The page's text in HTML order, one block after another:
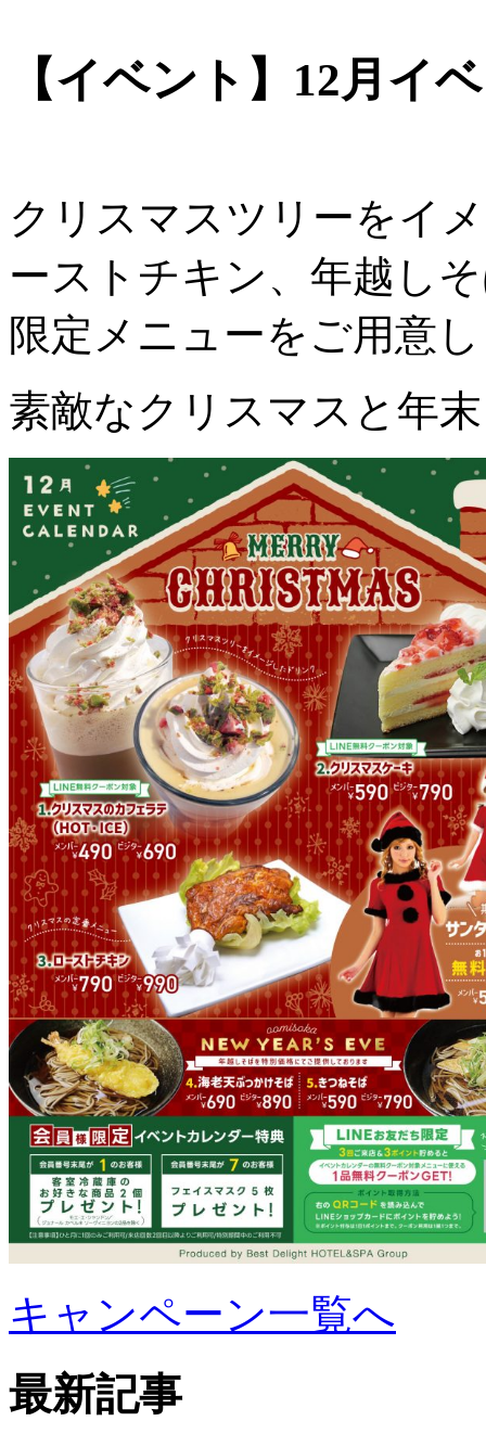
【イベント】12月イ
クリスマスツリーをイ
ーストチキン、年越し
限定メニューをご用意
素敵なクリスマスと年
キャンペーン一覧へ
最新記事